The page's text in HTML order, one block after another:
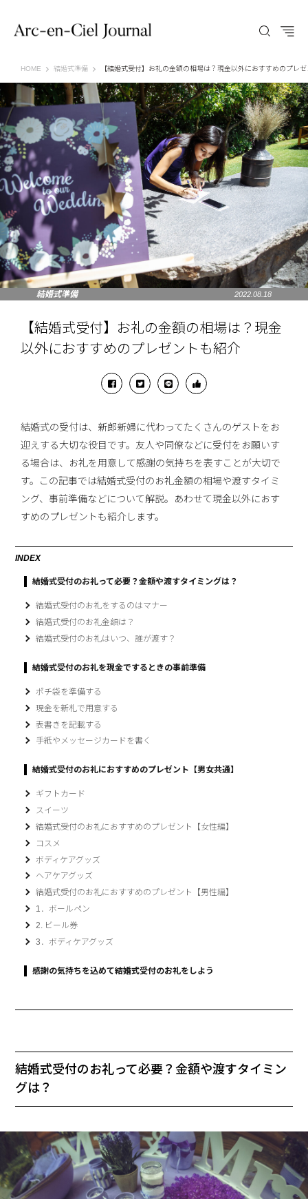
HOME Arc-en-Ciel Journal（アルカンシエル ジャーナル）
結婚式準備 【結婚式受付】お礼の金額の相場は？現金以外におすすめのプレ
結婚式準備 2022.08.18
【結婚式受付】お礼の金額の相場は？現金
以外におすすめのプレゼントも紹介
結婚式の受付は、新郎新婦に代わってたくさんのゲストをお
迎えする大切な役目です。友人や同僚などに受付をお願いす
る場合は、お礼を用意して感謝の気持ちを表すことが大切で
す。この記事では結婚式受付のお礼金額の相場や渡すタイミ
ング、事前準備などについて解説。あわせて現金以外におす
すめのプレゼントも紹介します。
INDEX
結婚式受付のお礼って必要？金額や渡すタイミングは？
結婚式受付のお礼をするのはマナー
結婚式受付のお礼金額は？
結婚式受付のお礼はいつ、誰が渡す？
結婚式受付のお礼を現金でするときの事前準備
ポチ袋を準備する
現金を新札で用意する
表書きを記載する
手紙やメッセージカードを書く
結婚式受付のお礼におすすめのプレゼント【男女共通】
ギフトカード
スイーツ
結婚式受付のお礼におすすめのプレゼント【女性編】
コスメ
ボディケアグッズ
ヘアケアグッズ
結婚式受付のお礼におすすめのプレゼント【男性編】
1．ボールペン
2. ビール券
3．ボディケアグッズ
感謝の気持ちを込めて結婚式受付のお礼をしよう
結婚式受付のお礼って必要？金額や渡すタイミン
グは？